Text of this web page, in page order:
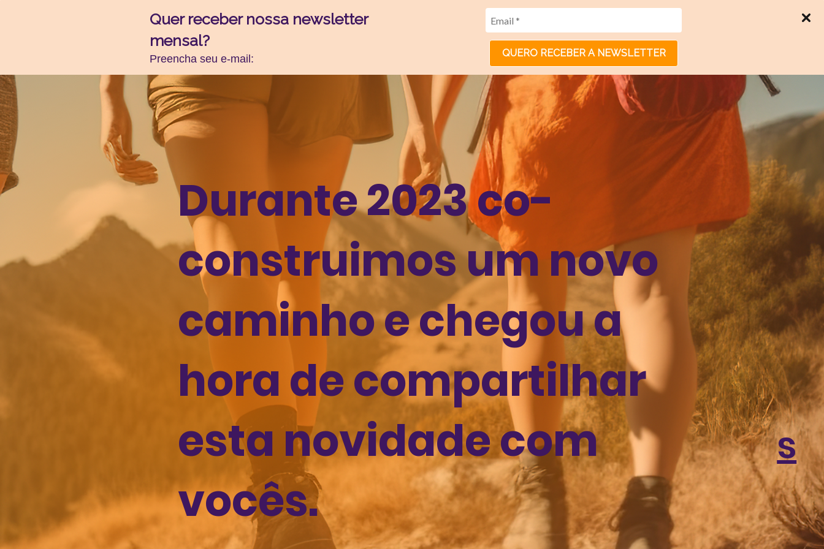
Quer receber nossa newsletter
mensal?
Preencha seu e-mail: QUERO RECEBER A NEWSLETTER
Durante 2023 co-
construimos um novo
caminho e chegou a
hora de compartilhar
esta novidade com
vocês.
s